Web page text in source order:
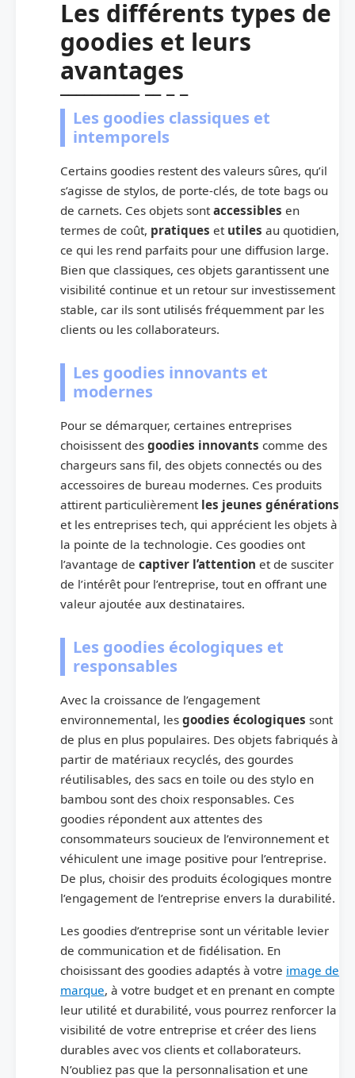
Les différents types de
goodies et leurs
avantages
Les goodies classiques et
intemporels
Certains goodies restent des valeurs sûres, qu’il
s’agisse de stylos, de porte-clés, de tote bags ou
de carnets. Ces objets sont accessibles en
termes de coût, pratiques et utiles au quotidien,
ce qui les rend parfaits pour une diffusion large.
Bien que classiques, ces objets garantissent une
visibilité continue et un retour sur investissement
stable, car ils sont utilisés fréquemment par les
clients ou les collaborateurs.
Les goodies innovants et
modernes
Pour se démarquer, certaines entreprises
choisissent des goodies innovants comme des
chargeurs sans fil, des objets connectés ou des
accessoires de bureau modernes. Ces produits
attirent particulièrement les jeunes générations
et les entreprises tech, qui apprécient les objets à
la pointe de la technologie. Ces goodies ont
l’avantage de captiver l’attention et de susciter
de l’intérêt pour l’entreprise, tout en offrant une
valeur ajoutée aux destinataires.
Les goodies écologiques et
responsables
Avec la croissance de l’engagement
environnemental, les goodies écologiques sont
de plus en plus populaires. Des objets fabriqués à
partir de matériaux recyclés, des gourdes
réutilisables, des sacs en toile ou des stylo en
bambou sont des choix responsables. Ces
goodies répondent aux attentes des
consommateurs soucieux de l’environnement et
véhiculent une image positive pour l’entreprise.
De plus, choisir des produits écologiques montre
l’engagement de l’entreprise envers la durabilité.
Les goodies d’entreprise sont un véritable levier
de communication et de fidélisation. En
choisissant des goodies adaptés à votre image de
marque, à votre budget et en prenant en compte
leur utilité et durabilité, vous pourrez renforcer la
visibilité de votre entreprise et créer des liens
durables avec vos clients et collaborateurs.
N’oubliez pas que la personnalisation et une